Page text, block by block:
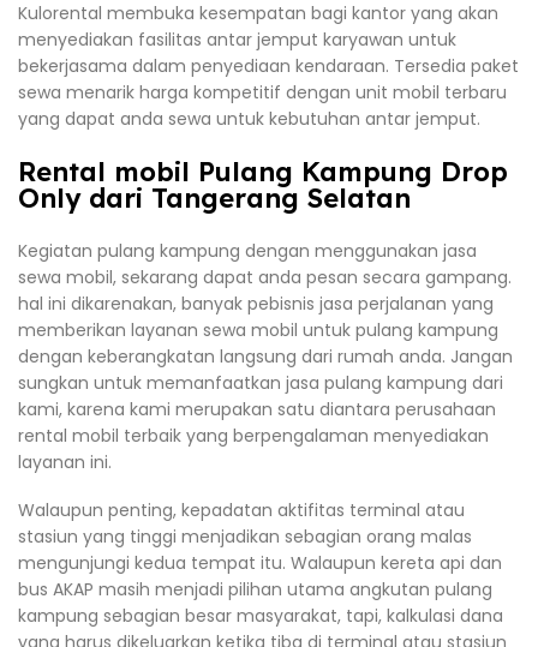
Kulorental membuka kesempatan bagi kantor yang akan
menyediakan fasilitas antar jemput karyawan untuk
bekerjasama dalam penyediaan kendaraan. Tersedia paket
sewa menarik harga kompetitif dengan unit mobil terbaru
yang dapat anda sewa untuk kebutuhan antar jemput.
Rental mobil Pulang Kampung Drop
Only dari Tangerang Selatan
Kegiatan pulang kampung dengan menggunakan jasa
sewa mobil, sekarang dapat anda pesan secara gampang.
hal ini dikarenakan, banyak pebisnis jasa perjalanan yang
memberikan layanan sewa mobil untuk pulang kampung
dengan keberangkatan langsung dari rumah anda. Jangan
sungkan untuk memanfaatkan jasa pulang kampung dari
kami, karena kami merupakan satu diantara perusahaan
rental mobil terbaik yang berpengalaman menyediakan
layanan ini.
Walaupun penting, kepadatan aktifitas terminal atau
stasiun yang tinggi menjadikan sebagian orang malas
mengunjungi kedua tempat itu. Walaupun kereta api dan
bus AKAP masih menjadi pilihan utama angkutan pulang
kampung sebagian besar masyarakat, tapi, kalkulasi dana
yang harus dikeluarkan ketika tiba di terminal atau stasiun